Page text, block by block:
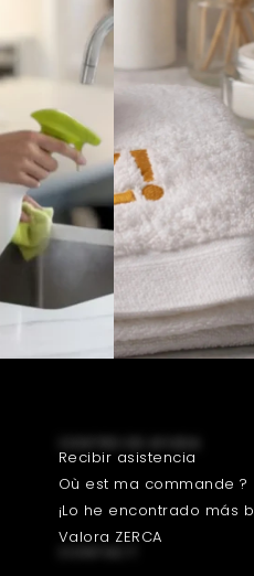
Recibir asistencia
Où est ma commande ?
¡Lo he encontrado más
Valora ZERCA